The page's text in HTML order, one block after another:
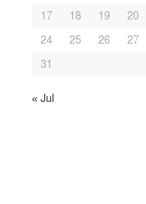
17
18 19 20
24
25 26 27
31
« Jul